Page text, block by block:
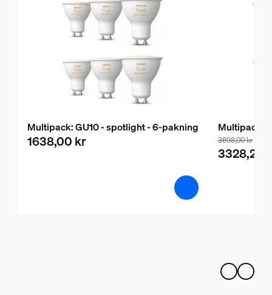
Multipack: GU10 - spotlight - 6-pakning
1638,00 kr
Multipack:
3698,00 kr
3328,20